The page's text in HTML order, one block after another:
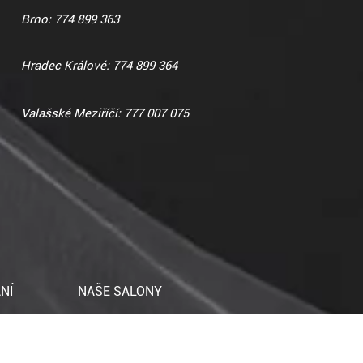
Brno: 774 899 363
Hradec Králové: 774 899 364
Valašské Meziříčí: 777 007 075
NAŠE SALONY